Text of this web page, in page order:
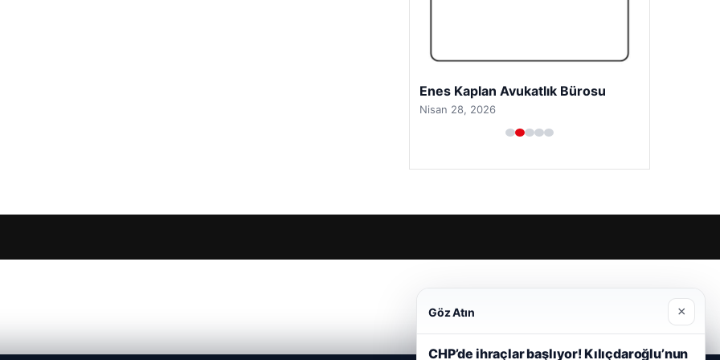
Trend Yapı Akustik
Nisan 18, 2026
Göz Atın ×
CHP’de ihraçlar başlıyor! Kılıçdaroğlu’nun